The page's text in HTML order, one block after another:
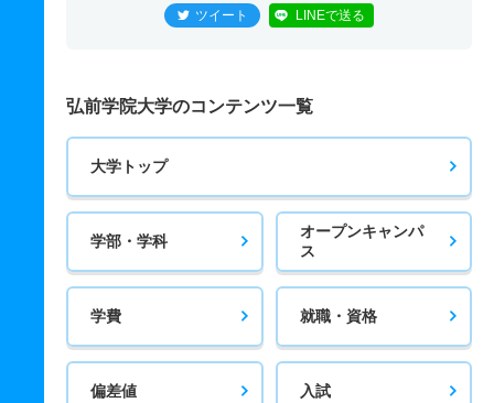
ツイート LINEで送る
弘前学院大学のコンテンツ一覧
大学トップ
学部・学科
オープンキャンパ
ス
学費 就職・資格
偏差値 入試